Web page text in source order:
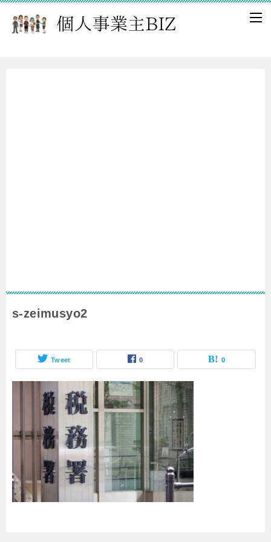
s-zeimusyo2
Tweet 0 0